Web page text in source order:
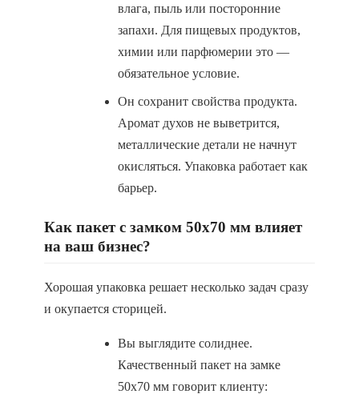
влага, пыль или посторонние
запахи. Для пищевых продуктов,
химии или парфюмерии это —
обязательное условие.
Он сохранит свойства продукта.
Аромат духов не выветрится,
металлические детали не начнут
окисляться. Упаковка работает как
барьер.
Как пакет с замком 50х70 мм влияет
на ваш бизнес?
Хорошая упаковка решает несколько задач сразу
и окупается сторицей.
Вы выглядите солиднее.
Качественный пакет на замке
50х70 мм говорит клиенту: